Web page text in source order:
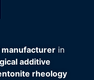
manufacturer in
additive
rheology